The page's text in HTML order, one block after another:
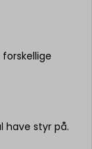
have styr på.